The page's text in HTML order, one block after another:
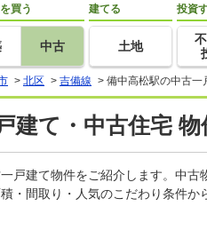
買う
中古
建てる
土地
投資
> 北区 > 吉備線 > 備中高松駅の中古一
建て・中古住宅 物
戸建て物件をご紹介します。中
・間取り・人気のこだわり条件